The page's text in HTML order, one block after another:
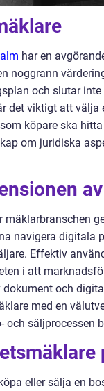
har en
noggrann
och slutar
det viktigt att
köpare ska
om juridiska
mäklarbranschen
navigera
Effektiv
i att
och
med en
och säljprocessen
eller sälja en